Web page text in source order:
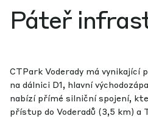
Páteř
CTPark Voderady má vynikající
na dálnici D1, hlavní
nabízí přímé silniční spojení,
přístup do Voderadů (3,5 km) a